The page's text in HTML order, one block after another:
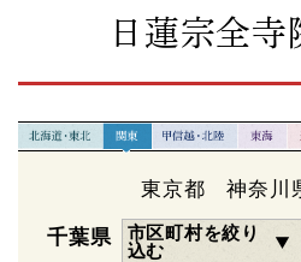
日蓮宗全寺
東京都 神奈川
千葉県
市区町村を絞り
込む